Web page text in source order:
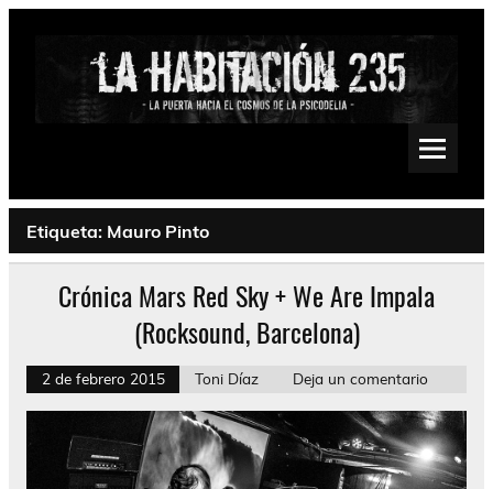
Saltar
Psychedelic, Stoner, Doom, Sludge, Fuzz, Space, Drone
Etiqueta: Mauro Pinto
Crónica Mars Red Sky + We Are Impala
(Rocksound, Barcelona)
2 de febrero 2015 Toni Díaz Deja un comentario